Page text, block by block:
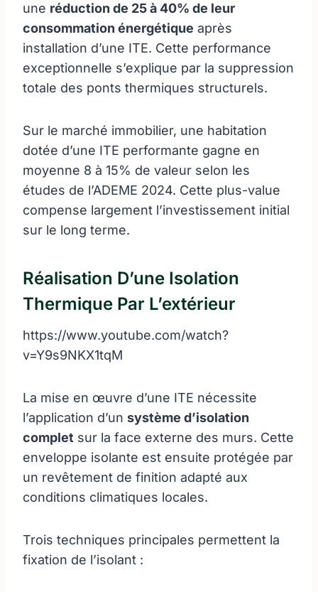
une réduction de 25 à 40% de leur
consommation énergétique après
installation d’une ITE. Cette performance
exceptionnelle s’explique par la suppression
totale des ponts thermiques structurels.
Sur le marché immobilier, une habitation
dotée d’une ITE performante gagne en
moyenne 8 à 15% de valeur selon les
études de l’ADEME 2024. Cette plus-value
compense largement l’investissement initial
sur le long terme.
Réalisation D’une Isolation
Thermique Par L’extérieur
https://www.youtube.com/watch?
v=Y9s9NKX1tqM
La mise en œuvre d’une ITE nécessite
l’application d’un système d’isolation
complet sur la face externe des murs. Cette
enveloppe isolante est ensuite protégée par
un revêtement de finition adapté aux
conditions climatiques locales.
Trois techniques principales permettent la
fixation de l’isolant :